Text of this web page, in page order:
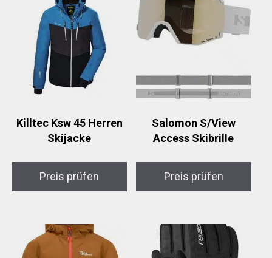
Killtec Ksw 45 Herren
Skijacke
Preis prüfen
Salomon S/View
Access Skibrille
Preis prüfen